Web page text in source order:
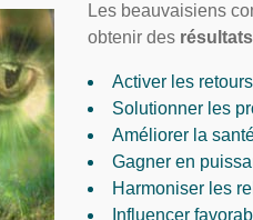
Les beauvaisiens
obtenir des
Activer les
Solutionner les
Améliorer la
Gagner en
Harmoniser les
Influencer